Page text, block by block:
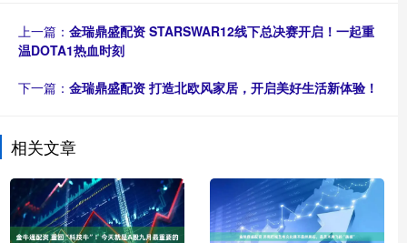
上一篇： 金瑞鼎盛配资 STARSWAR12线下总决赛开启！一起重
温DOTA1热血时刻
下一篇： 金瑞鼎盛配资 打造北欧风家居，开启美好生活新体验！
相关文章